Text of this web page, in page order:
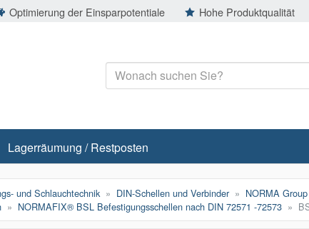
Optimierung der Einsparpotentiale Hohe Produktqualität
Lagerräumung / Restposten
und Schlauchtechnik DIN-Schellen und Verbinder NORMA Group
NORMAFIX® BSL Befestigungsschellen nach DIN 72571 -72573